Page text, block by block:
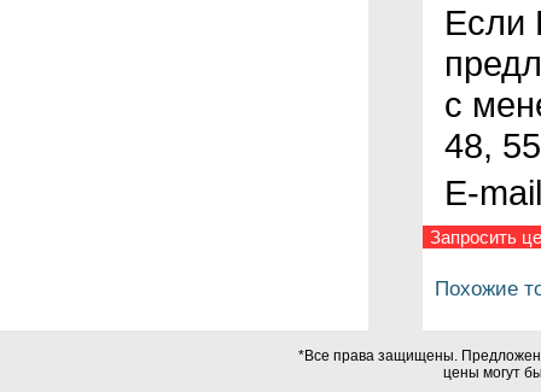
Если
с
48,
E-
Запросить
Похожие
*Все права защищены.
цены могут